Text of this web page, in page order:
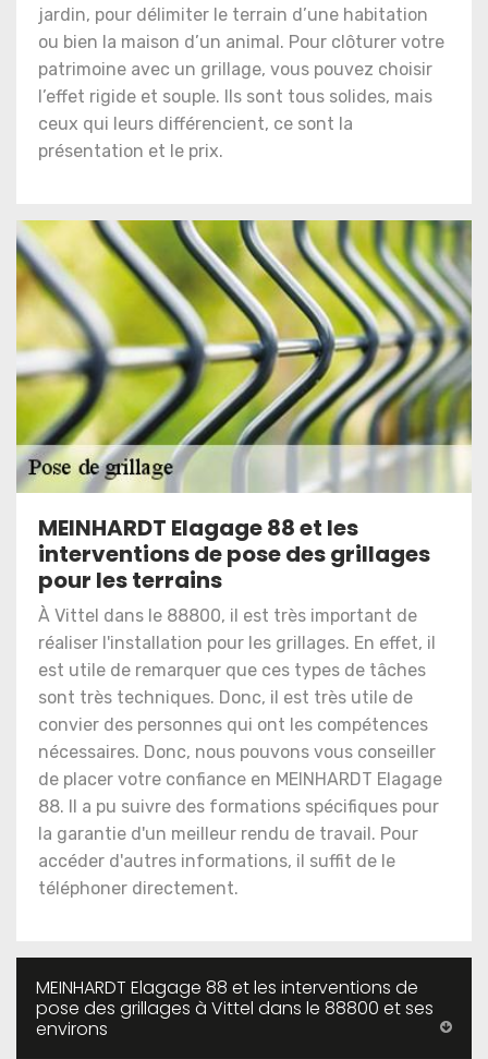
jardin, pour délimiter le terrain d’une habitation
ou bien la maison d’un animal. Pour clôturer votre
patrimoine avec un grillage, vous pouvez choisir
l’effet rigide et souple. Ils sont tous solides, mais
ceux qui leurs différencient, ce sont la
présentation et le prix.
MEINHARDT Elagage 88 et les
interventions de pose des grillages
pour les terrains
À Vittel dans le 88800, il est très important de
réaliser l'installation pour les grillages. En effet, il
est utile de remarquer que ces types de tâches
sont très techniques. Donc, il est très utile de
convier des personnes qui ont les compétences
nécessaires. Donc, nous pouvons vous conseiller
de placer votre confiance en MEINHARDT Elagage
88. Il a pu suivre des formations spécifiques pour
la garantie d'un meilleur rendu de travail. Pour
accéder d'autres informations, il suffit de le
téléphoner directement.
MEINHARDT Elagage 88 et les interventions de
pose des grillages à Vittel dans le 88800 et ses
environs